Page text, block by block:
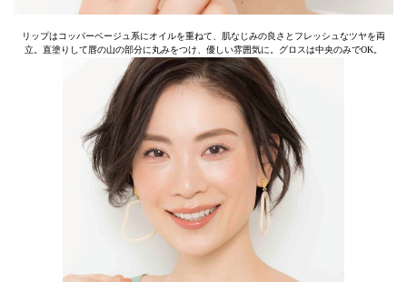
リップはコッパーベージュ系にオイルを重ねて、肌なじみの良さとフレッシュなツヤを両
立。直塗りして唇の山の部分に丸みをつけ、優しい雰囲気に。グロスは中央のみでOK。